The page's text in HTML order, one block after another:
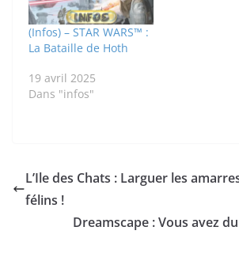
(Infos) – STAR WARS™ :
La Bataille de Hoth
19 avril 2025
Dans "infos"
L’Ile des Chats : Larguer les
félins !
Dreamscape : Vous avez